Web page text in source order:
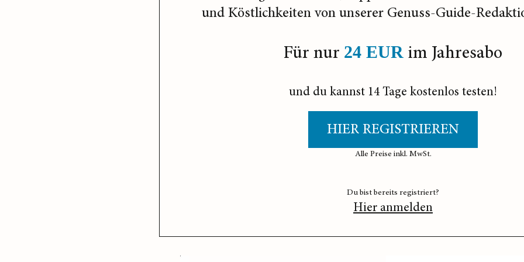
und Köstlichkeiten von unserer Genuss-Guide-
Für nur 24 EUR im Jahresabo
und du kannst 14 Tage kostenlos testen!
HIER REGISTRIEREN
Alle Preise inkl. MwSt.
Du bist bereits registriert?
Hier anmelden